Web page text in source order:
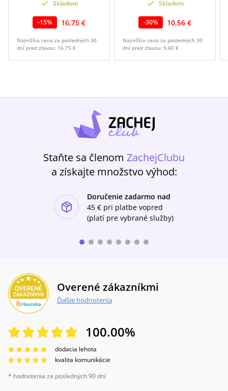
Skladom
-15% 16,75 €
Najnižšia cena za posledných 30
dní pred zľavou: 16,75 €
Skladom
-30% 10,56 €
Najnižšia cena za posledných 30
dní pred zľavou: 9,60 €
Staňte sa členom ZachejClubu
a získajte množstvo výhod:
Doručenie zadarmo nad
45 € pri platbe vopred
(platí pre vybrané služby)
Overené zákazníkmi
Ďalšie hodnotenia
100.00%
dodacia lehota
kvalita komunikácie
* hodnotenia za posledných 90 dní